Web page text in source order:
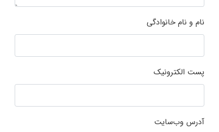
نام و نام خانوادگی
پست الکترونیک
آدرس وب‌سایت